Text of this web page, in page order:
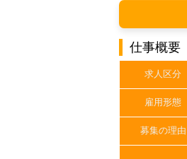
仕事概要
求人区分
雇用形態
募集の理由